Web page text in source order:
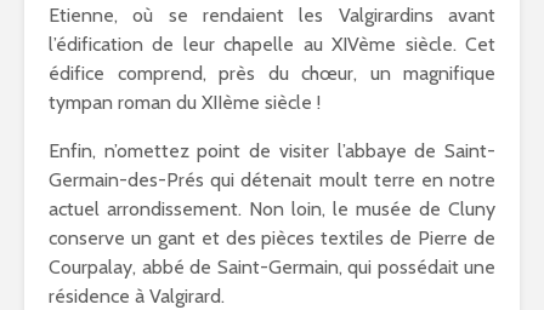
Etienne, où se rendaient les Valgirardins avant
l’édification de leur chapelle au XIVème siècle. Cet
édifice comprend, près du chœur, un magnifique
tympan roman du XIIème siècle !
Enfin, n’omettez point de visiter l’abbaye de Saint-
Germain-des-Prés qui détenait moult terre en notre
actuel arrondissement. Non loin, le musée de Cluny
conserve un gant et des pièces textiles de Pierre de
Courpalay, abbé de Saint-Germain, qui possédait une
résidence à Valgirard.